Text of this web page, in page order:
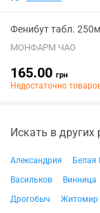
Фенибут табл.
МОНФАРМ ЧАО
165.00 грн
Недостаточно
Искать в других
Александрия Белая
Васильков
Винница
Дрогобыч
Житомир